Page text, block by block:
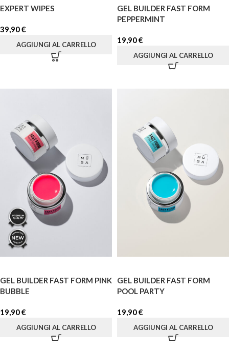
EXPERT WIPES
39,90€
AGGIUNGI AL CARRELLO
GEL BUILDER FAST FORM
PEPPERMINT
19,90€
AGGIUNGI AL CARRELLO
GEL BUILDER FAST FORM PINK
BUBBLE
19,90€
AGGIUNGI AL CARRELLO
GEL BUILDER FAST FORM
POOL PARTY
19,90€
AGGIUNGI AL CARRELLO